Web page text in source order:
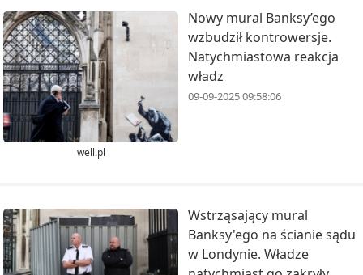
well.pl
Nowy mural Banksy’ego
wzbudził kontrowersje.
Natychmiastowa reakcja
władz
09-09-2025 09:58:06
Wstrząsający mural
Banksy'ego na ścianie sądu
w Londynie. Władze